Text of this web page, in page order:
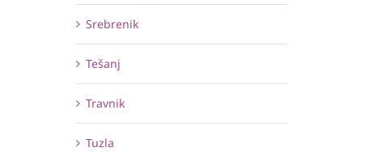
Srebrenik
Tešanj
Travnik
Tuzla